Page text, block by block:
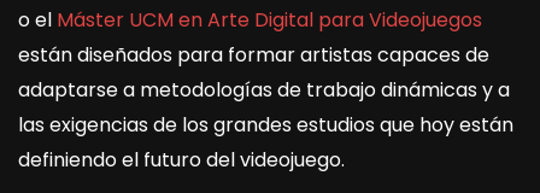
o el Máster UCM en Arte Digital para Videojuegos
están diseñados para formar artistas capaces de
adaptarse a metodologías de trabajo dinámicas y a
las exigencias de los grandes estudios que hoy están
definiendo el futuro del videojuego.